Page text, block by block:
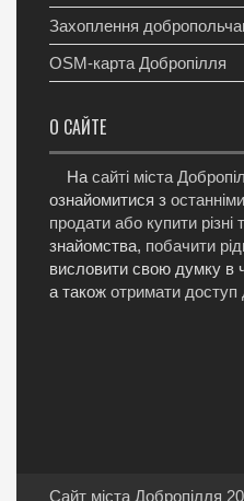
Захоплення
OSM-карта Добропілля
О САЙТЕ
На сайті міста
ознайомитися з
продати або купити різні
знайомства, побачити
висловити свою думку в
а також отримати доступ
Сайт міста Добропілля